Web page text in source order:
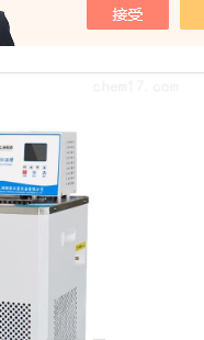
我的位置：